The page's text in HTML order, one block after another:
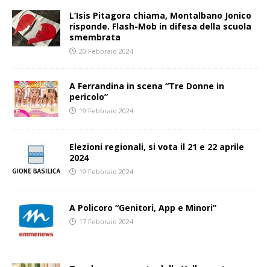
L’Isis Pitagora chiama, Montalbano Jonico
risponde. Flash-Mob in difesa della scuola
smembrata
20 Febbraio 2024
A Ferrandina in scena “Tre Donne in
pericolo”
19 Febbraio 2024
Elezioni regionali, si vota il 21 e 22 aprile
2024
19 Febbraio 2024
A Policoro “Genitori, App e Minori”
17 Febbraio 2024